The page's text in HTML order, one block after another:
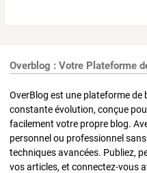
Overblog : Votre Plateforme
OverBlog est une plateforme de
constante évolution, conçue
facilement votre propre blog.
personnel ou professionnel
techniques avancées. Publiez,
vos articles, et connectez-vous